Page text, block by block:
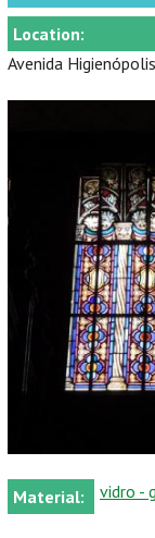
Location:
Avenida
Material: vidro -